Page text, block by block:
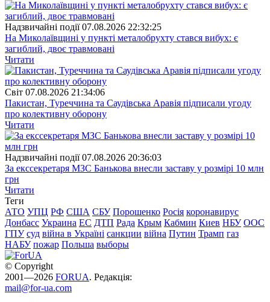
Надзвичайні події 07.08.2026 22:32:25
На Миколаївщині у пункті металобрухту стався вибух: є
загиблий, двоє травмовані
Читати
Свiт 07.08.2026 21:34:06
Пакистан, Туреччина та Саудівська Аравія підписали угоду
про колективну оборону
Читати
Надзвичайні події 07.08.2026 20:36:03
За екссекретаря МЗС Банькова внесли заставу у розмірі 10 млн
грн
Читати
Теги
АТО УПЦ РФ США СБУ Порошенко Росія коронавирус
Донбасс Украина ЕС ДТП Рада Крым Кабмин Киев НБУ ООС
ГПУ суд війна в Україні санкции війна Путин Трамп газ
НАБУ пожар Польша выборы
© Copyright
2001—2026 FORUA. Редакція:
mail@for-ua.com